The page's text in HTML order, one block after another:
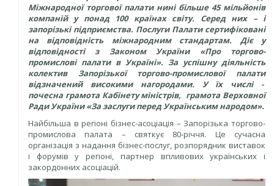
Міжнародної торгової палати нині більше 45 мільйонів
компаній у понад 100 країнах світу. Серед них – і
запорізькі підприємства. Послуги Палати сертифіковані
на відповідність міжнародним стандартам. Діє у
відповідності з Законом України «Про торгово-
промислові палати в Україні». За успішну діяльність
колектив Запорізької торгово-промислової палати
відзначений високими нагородами. У їх числі -
почесна грамота Кабінету міністрів, грамота Верховної
Ради України «За заслуги перед Українським народом».
Найбільша в регіоні бізнес-асоціація – Запорізька торгово-
промислова палата – святкує 80-річчя. Це сучасна
організація з надання бізнес-послуг, розпорядник виставок
і форумів у регіоні, партнер впливових українських і
закордонних асоціацій.